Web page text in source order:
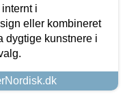
i
eller kombineret
dygtige kunstnere i